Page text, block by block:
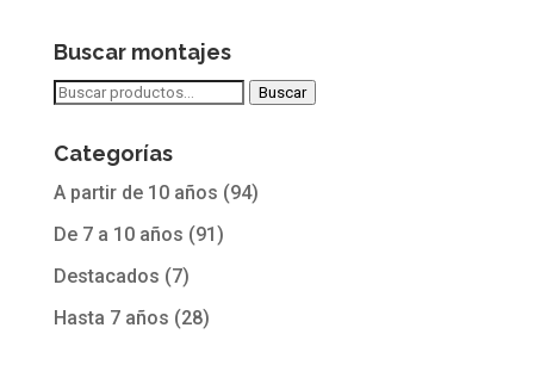
Buscar montajes
Buscar
Buscar
Categorías
A partir de 10 años (94)
De 7 a 10 años (91)
Destacados (7)
Hasta 7 años (28)